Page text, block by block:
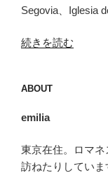
Segovia、Iglesia
“セ
ア
8
＞”
続きを読む
ABOUT
emilia
東京在住。ロマ
訪ねたりしていま